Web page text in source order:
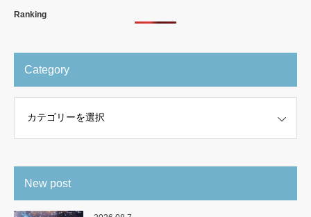
Ranking
Category
New post